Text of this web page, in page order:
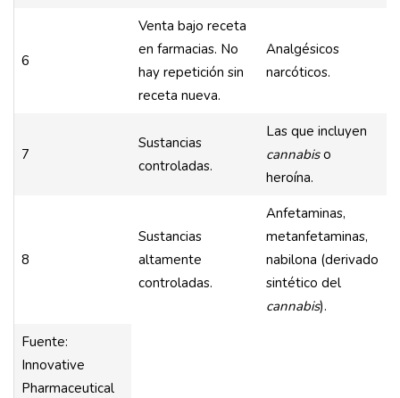
6
Venta bajo receta
en farmacias. No
hay repetición sin
receta nueva.
Analgésicos
narcóticos.
7
Sustancias
controladas.
Las que incluyen
cannabiso
heroína.
8
Sustancias
altamente
controladas.
Anfetaminas,
metanfetaminas,
nabilona (derivado
sintético del
cannabis).
Fuente:
Innovative
Pharmaceutical